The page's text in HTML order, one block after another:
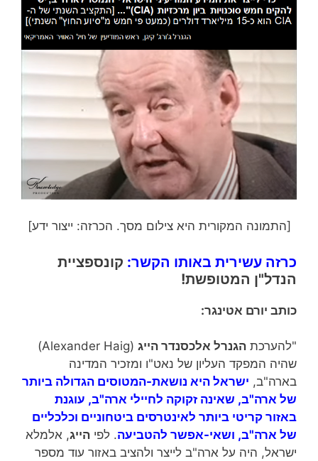
[התמונה המקורית היא צילום מסך. הכרזה: ייצור ידע]
כרזה עשירית באותו הקשר: קונספציית
הנדל"ן המטופשת!
כותב יורם אטינגר:
"להערכת הגנרל אלכסנדר הייג
(Alexander Haig)
שהיה המפקד העליון של נאט"ו ומזכיר המדינה
בארה"ב, ישראל היא נושאת-המטוסים הגדולה ביותר
של ארה"ב, שאינה זקוקה לחיילי ארה"ב, עוגנת
באזור קריטי ביותר לאינטרסים ביטחוניים וכלכליים
של ארה"ב, ושאי-אפשר להטביעה. לפי הייג, אלמלא
ישראל, היה על ארה"ב לייצר ולהציב באזור עוד מספר